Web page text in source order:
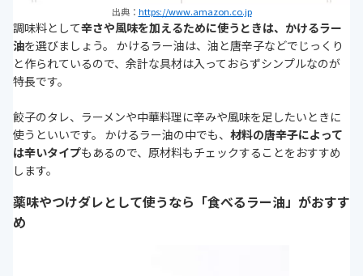
出典： https://www.amazon.co.jp
調味料として辛さや風味を加えるために使うときは、かけるラー
油を選びましょう。 かけるラー油は、油と唐辛子などでじっくり
と作られているので、余計な具材は入っておらずシンプルなのが
特長です。
餃子のタレ、ラーメンや中華料理に辛みや風味を足したいときに
使うといいです。 かけるラー油の中でも、 材料の唐辛子によって
は辛いタイプもあるので、原材料もチェックすることをおすすめ
します。
薬味やつけダレとして使うなら「食べるラー油」がおすす
め